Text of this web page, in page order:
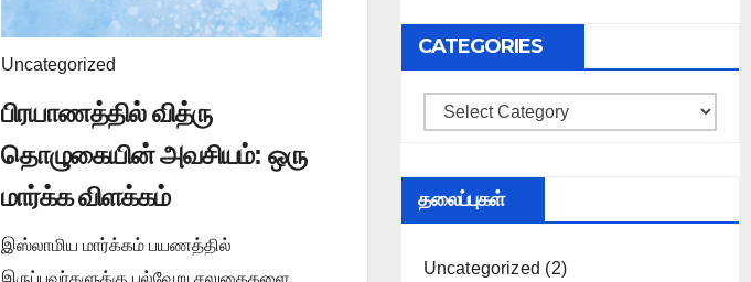
Uncategorized
பிரயாணத்தில் வித்ரு
தொழுகையின் அவசியம்: ஒரு
மார்க்க விளக்கம்
இஸ்லாமிய மார்க்கம் பயணத்தில்
இருப்பவர்களுக்கு பல்வேறு சலுகைகளை
CATEGORIES
Categories
தலைப்புகள்
Uncategorized (2)